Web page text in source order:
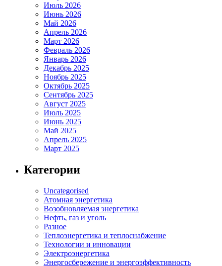
Июль 2026
Июнь 2026
Май 2026
Апрель 2026
Март 2026
Февраль 2026
Январь 2026
Декабрь 2025
Ноябрь 2025
Октябрь 2025
Сентябрь 2025
Август 2025
Июль 2025
Июнь 2025
Май 2025
Апрель 2025
Март 2025
Категории
Uncategorised
Атомная энергетика
Возобновляемая энергетика
Нефть, газ и уголь
Разное
Теплоэнергетика и теплоснабжение
Технологии и инновации
Электроэнергетика
Энергосбережение и энергоэффективность